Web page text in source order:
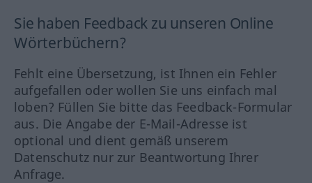
Sie haben Feedback zu unseren Online
Wörterbüchern?
Fehlt eine Übersetzung, ist Ihnen ein Fehler
aufgefallen oder wollen Sie uns einfach mal
loben? Füllen Sie bitte das Feedback-Formular
aus. Die Angabe der E-Mail-Adresse ist
optional und dient gemäß unserem
Datenschutz nur zur Beantwortung Ihrer
Anfrage.